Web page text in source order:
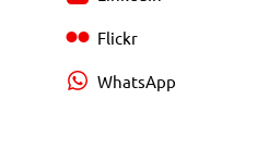
Flickr
WhatsApp